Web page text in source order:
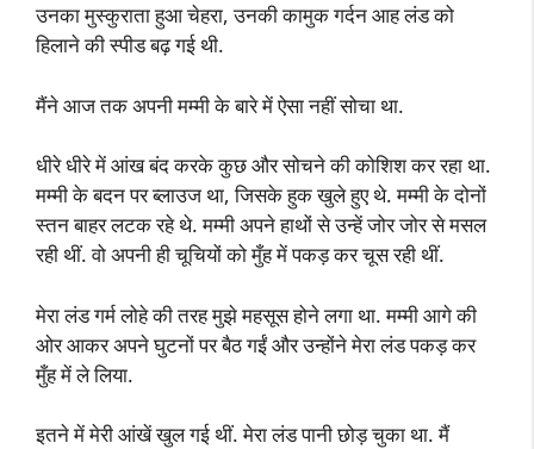
उनका मुस्कुराता हुआ चेहरा, उनकी कामुक गर्दन आह लंड को
हिलाने की स्पीड बढ़ गई थी.
मैंने आज तक अपनी मम्मी के बारे में ऐसा नहीं सोचा था.
धीरे धीरे में आंख बंद करके कुछ और सोचने की कोशिश कर रहा था.
मम्मी के बदन पर ब्लाउज था, जिसके हुक खुले हुए थे. मम्मी के दोनों
स्तन बाहर लटक रहे थे. मम्मी अपने हाथों से उन्हें जोर जोर से मसल
रही थीं. वो अपनी ही चूचियों को मुँह में पकड़ कर चूस रही थीं.
मेरा लंड गर्म लोहे की तरह मुझे महसूस होने लगा था. मम्मी आगे की
ओर आकर अपने घुटनों पर बैठ गईं और उन्होंने मेरा लंड पकड़ कर
मुँह में ले लिया.
इतने में मेरी आंखें खुल गई थीं. मेरा लंड पानी छोड़ चुका था. मैं